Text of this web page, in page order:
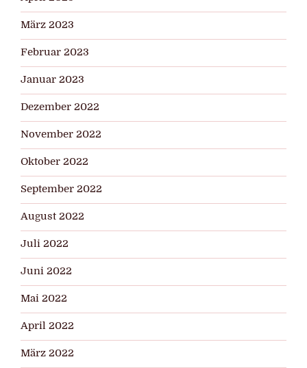
März 2023
Februar 2023
Januar 2023
Dezember 2022
November 2022
Oktober 2022
September 2022
August 2022
Juli 2022
Juni 2022
Mai 2022
April 2022
März 2022